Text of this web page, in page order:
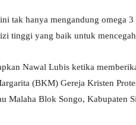
tak hanya mengandung omega
tinggi yang baik untuk
Nawal Lubis ketika
(BKM) Gereja Kristen
Malaha Blok Songo, Kabupaten